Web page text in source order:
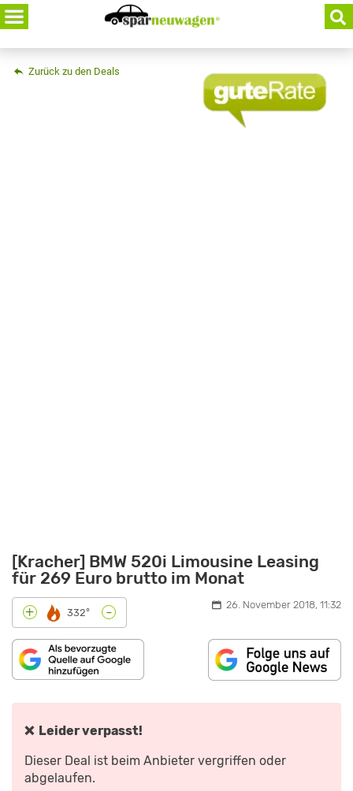
Skip
to
content
Zurück zu den Deals
[Kracher] BMW 520i Limousine Leasing
für 269 Euro brutto im Monat
+ 332° - 26. November 2018, 11:32
❌ Leider verpasst!
Dieser Deal ist beim Anbieter vergriffen oder
abgelaufen.
DER
(2017)“
VON
YOUTUBE
ANZEIGEN